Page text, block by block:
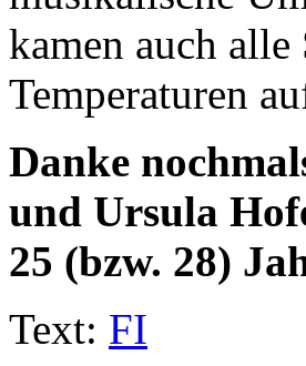
kamen auch
Temperaturen
Danke
und Ursula
25 (bzw. 28)
Text: FI